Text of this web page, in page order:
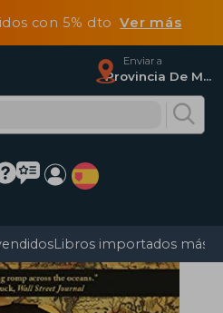
con 5% dtoVer más
Enviar a
Provincia De Madrid
Libros importados más